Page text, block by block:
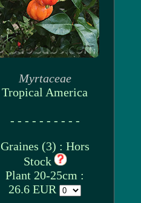
Myrtaceae
Tropical America
- - - - - - - - - -
Graines (3) : Hors
Stock
Plant 20-25cm :
26.6 EUR